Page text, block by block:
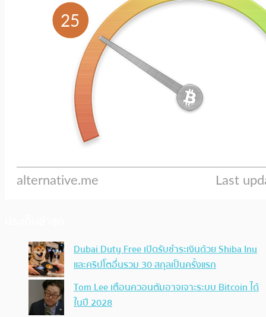
Dubai Duty Free เปิดรับชำระเงินด้วย Shiba Inu
และคริปโตอื่นรวม 30 สกุลเป็นครั้งแรก
Tom Lee เตือนควอนตัมอาจเจาะระบบ Bitcoin ได้
ในปี 2028